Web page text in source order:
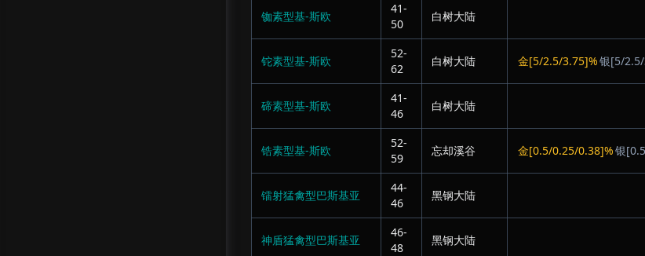
铷素型基-斯欧
41-
50
白树大陆
铊素型基-斯欧
52-
62
白树大陆 金[5/2.5/3.75]%银[5/
碲素型基-斯欧
41-
46
白树大陆
锆素型基-斯欧
52-
59
忘却溪谷 金[0.5/0.25/0.38]%银
镭射猛禽型巴斯基亚
44-
46
黑钢大陆
神盾猛禽型巴斯基亚
46-
48
黑钢大陆